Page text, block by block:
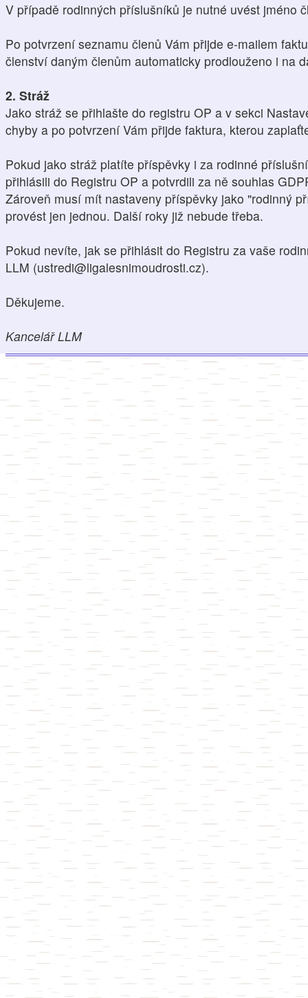
V případě rodinných příslušníků je nutné uvést jméno
Po potvrzení seznamu členů Vám přijde e-mailem
členství daným členům automaticky prodlouženo i na
2. Stráž
Jako stráž se přihlašte do registru OP a v sekci
chyby a po potvrzení Vám přijde faktura, kterou
Pokud jako stráž platíte příspěvky i za rodinné
přihlásili do Registru OP a potvrdili za ně souhlas
Zároveň musí mít nastaveny příspěvky jako "rodinný
provést jen jednou. Další roky již nebude třeba.
Pokud nevíte, jak se přihlásit do Registru za vaše
LLM (ustredi@ligalesnimoudrosti.cz).
Děkujeme.
Kancelář LLM